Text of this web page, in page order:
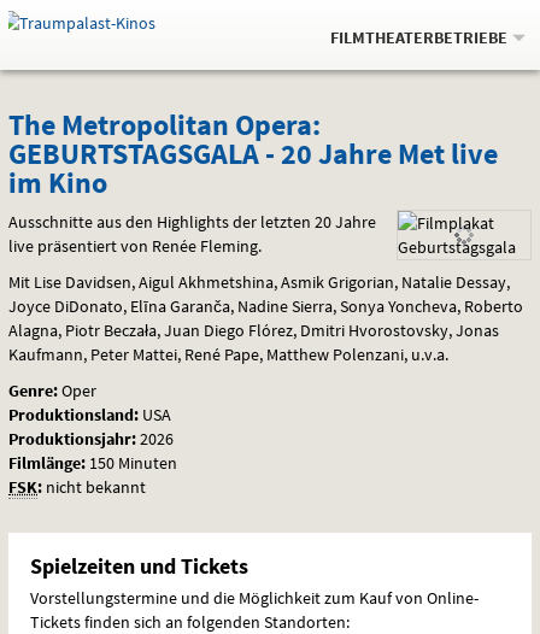
Springe
zum
,zum
.
Navigation
Service
Gehe
zur
Auswahl
FILMTHEATERBETRIEBE
The
Metropolitan
Opera:
GEBURTSTAGSGALA
-
20
Jahre
Met
live
im
Kino
The Metropolitan Opera:
GEBURTSTAGSGALA - 20 Jahre Met live
im Kino
Ausschnitte aus den Highlights der letzten 20 Jahre
live präsentiert von Renée Fleming.
Mit Lise Davidsen, Aigul Akhmetshina, Asmik Grigorian, Natalie Dessay,
Joyce DiDonato, Elīna Garanča, Nadine Sierra, Sonya Yoncheva, Roberto
Alagna, Piotr Beczała, Juan Diego Flórez, Dmitri Hvorostovsky, Jonas
Kaufmann, Peter Mattei, René Pape, Matthew Polenzani, u.v.a.
Genre:Oper
Produktionsland: USA
Produktionsjahr:2026
Filmlänge: 150 Minuten
FSK: nicht bekannt
Spielzeiten und Tickets
Vorstellungstermine und die Möglichkeit zum Kauf von Online-
Tickets finden sich an folgenden Standorten: